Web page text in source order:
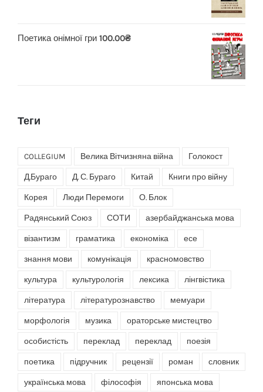
Поетика онімної гри 100.00₴
Теги
COLLEGIUM Велика Вітчизняна війна Голокост
Д.Бураго Д. С. Бураго Китай Книги про війну
Корея Люди Перемоги О. Блок
Радянський Союз СОТИ азербайджанська мова
візантизм граматика економіка есе
знання мови комунікація красномовство
культура культурологія лексика лінгвістика
література літературознавство мемуари
морфологія музика ораторське мистецтво
особистість переклад переклад поезія
поетика підручник рецензії роман словник
українська мова філософія японська мова